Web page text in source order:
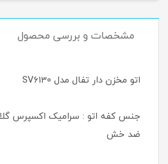
مشخصات و بررسی محصول
اتو مخزن دار تفال مدل SV6130
ضد خش